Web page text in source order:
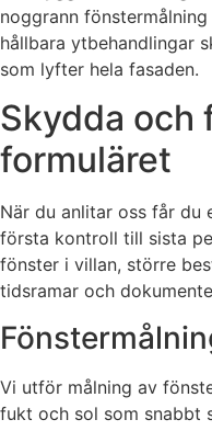
noggrann
hållbara ytbehandlingar
som lyfter hela fasaden.
Skydda och
formuläret
När du anlitar oss får du
första kontroll till sista
fönster i villan, större
tidsramar och
Vi utför målning av
fukt och sol som snabbt